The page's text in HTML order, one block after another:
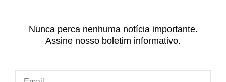
Nunca perca nenhuma notícia importante.
Assine nosso boletim informativo.